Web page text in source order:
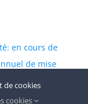
en cours de
de mise
de cookies
cookies